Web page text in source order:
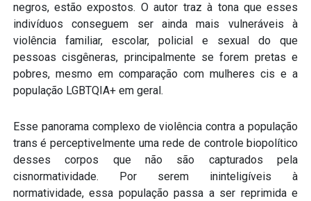
negros, estão expostos. O autor traz à tona que esses
indivíduos conseguem ser ainda mais vulneráveis à
violência familiar, escolar, policial e sexual do que
pessoas cisgêneras, principalmente se forem pretas e
pobres, mesmo em comparação com mulheres cis e a
população LGBTQIA+ em geral.
Esse panorama complexo de violência contra a população
trans é perceptivelmente uma rede de controle biopolítico
desses corpos que não são capturados pela
cisnormatividade. Por serem ininteligíveis à
normatividade, essa população passa a ser reprimida e